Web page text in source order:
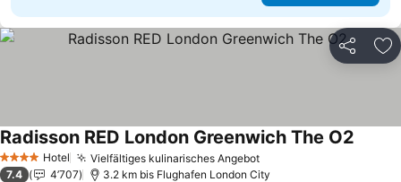
Teilen
4 Sterne Hotel Vielfältiges kulinarisches AngebotPreise sehen
Radisson RED London Greenwich The O2
7.4 4’707 3.2 km bis Flughafen London City